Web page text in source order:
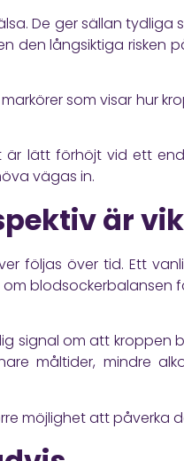
De ger sällan
den långsiktiga risken
som visar hur
lätt förhöjt vid ett
vägas in.
är
följas över tid. Ett
blodsockerbalansen
signal om att
måltider, mindre
möjlighet att påverka